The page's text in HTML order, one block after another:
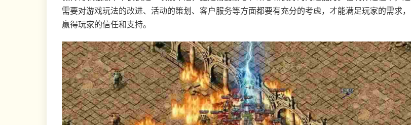
需要对游戏玩法的改进、活动的策划、客户服务等方面都要有充分的考虑，才能满足玩家的需求，
赢得玩家的信任和支持。